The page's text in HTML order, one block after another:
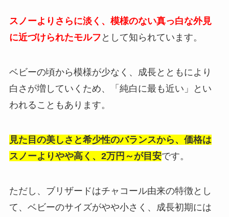
スノーよりさらに淡く、模様のない真っ白な外見
に近づけられたモルフ として知られています。
ベビーの頃から模様が少なく、成長とともにより
白さが増していくため、「純白に最も近い」とい
われることもあります。
見た目の美しさと希少性のバランスから、価格は
スノーよりやや高く、2万円～が目安です。
ただし、ブリザードはチャコール由来の特徴とし
て、ベビーのサイズがやや小さく、成長初期には